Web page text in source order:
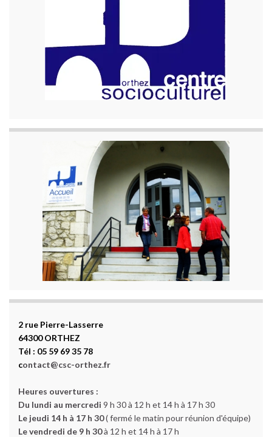
2 rue Pierre-Lasserre
64300 ORTHEZ
Tél : 05 59 69 35 78
contact@csc-orthez.fr
Heures ouvertures :
Du lundi au mercredi 9 h 30 à 12 h et 14 h à 17 h 30
Le jeudi 14 h à 17 h 30( fermé le matin pour réunion d'équipe)
Le vendredi de 9 h 30à 12 h et 14 h à 17 h